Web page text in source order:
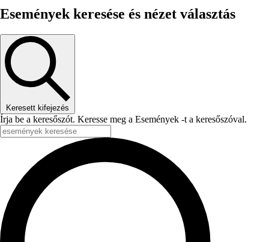
Események keresése és nézet választás
Keresett kifejezés
Írja be a keresőszót. Keresse meg a Események -t a keresőszóval.